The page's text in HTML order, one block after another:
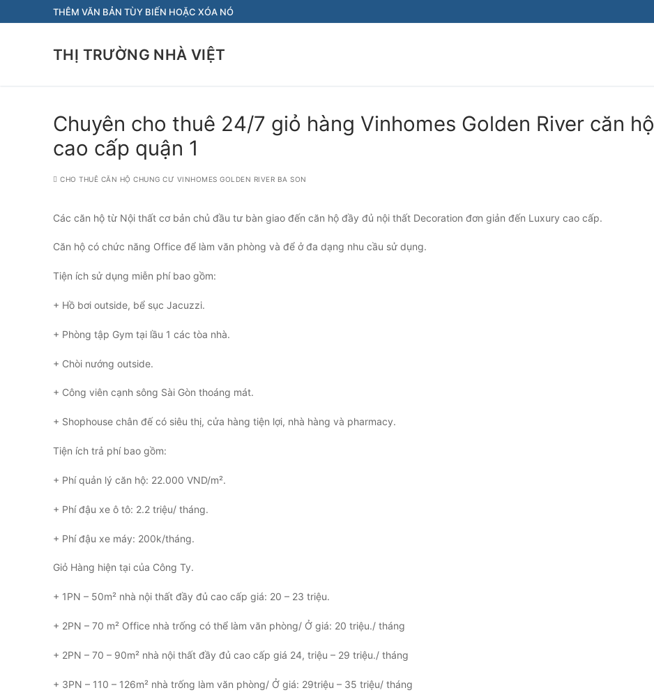
đến
THÊM VĂN BẢN TÙY BIẾN HOẶC XÓA NÓ
THỊ TRƯỜNG NHÀ VIỆT
Chuyên cho thuê 24/7 giỏ hàng Vinhomes Golden River căn hộ
cao cấp quận 1
CHO THUÊ CĂN HỘ CHUNG CƯ VINHOMES GOLDEN RIVER BA SON
Các căn hộ từ Nội thất cơ bản chủ đầu tư bàn giao đến căn hộ đầy đủ nội thất Decoration đơn giản đến Luxury cao cấp.
Căn hộ có chức năng Office để làm văn phòng và để ở đa dạng nhu cầu sử dụng.
Tiện ích sử dụng miễn phí bao gồm:
+ Hồ bơi outside, bể sục Jacuzzi.
+ Phòng tập Gym tại lầu 1 các tòa nhà.
+ Chòi nướng outside.
+ Công viên cạnh sông Sài Gòn thoáng mát.
+ Shophouse chân đế có siêu thị, cửa hàng tiện lợi, nhà hàng và pharmacy.
Tiện ích trả phí bao gồm:
+ Phí quản lý căn hộ: 22.000 VND/m².
+ Phí đậu xe ô tô: 2.2 triệu/ tháng.
+ Phí đậu xe máy: 200k/tháng.
Giỏ Hàng hiện tại của Công Ty.
+ 1PN – 50m² nhà nội thất đầy đủ cao cấp giá: 20 – 23 triệu.
+ 2PN – 70 m² Office nhà trống có thể làm văn phòng/ Ở giá: 20 triệu./ tháng
+ 2PN – 70 – 90m² nhà nội thất đầy đủ cao cấp giá 24, triệu – 29 triệu./ tháng
+ 3PN – 110 – 126m² nhà trống làm văn phòng/ Ở giá: 29triệu – 35 triệu/ tháng